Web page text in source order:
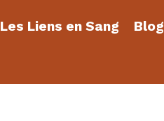
Les Liens en Sang Blog